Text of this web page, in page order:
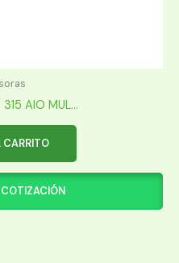
AIO MUL...
CARRITO